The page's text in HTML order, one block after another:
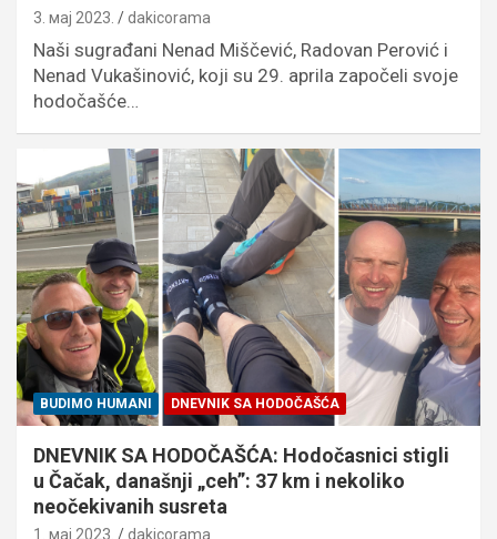
3. мај 2023. dakicorama
Naši sugrađani Nenad Miščević, Radovan Perović i
Nenad Vukašinović, koji su 29. aprila započeli svoje
hodočašće…
BUDIMO HUMANI DNEVNIK SA HODOČAŠĆA
DNEVNIK SA HODOČAŠĆA: Hodočasnici stigli
u Čačak, današnji „ceh”: 37 km i nekoliko
neočekivanih susreta
1. мај 2023. dakicorama